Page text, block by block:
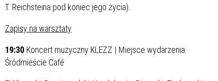
T. Reichsteina pod koniec jego życia).
Zapisy na warsztaty
19:30 Koncert muzyczny KLEZZ | Miejsce wydarzenia:
Śródmieście Café